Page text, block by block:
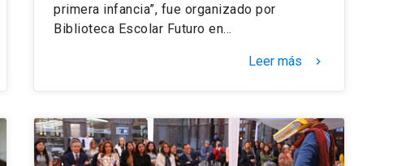
primera infancia”, fue organizado por
Biblioteca Escolar Futuro en…
Leer más keyboard_arrow_right